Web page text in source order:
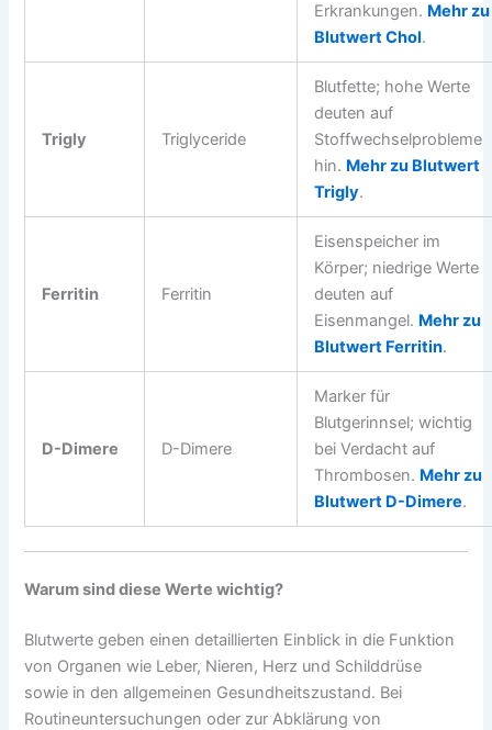
Erkrankungen. Mehr zu
Blutwert Chol.
Trigly Triglyceride
Blutfette; hohe Werte
deuten auf
Stoffwechselprobleme
hin. Mehr zu Blutwert
Trigly.
Ferritin Ferritin
Eisenspeicher im
Körper; niedrige Werte
deuten auf
Eisenmangel. Mehr zu
Blutwert Ferritin.
D-Dimere D-Dimere
Marker für
Blutgerinnsel; wichtig
bei Verdacht auf
Thrombosen. Mehr zu
Blutwert D-Dimere.
Warum sind diese Werte wichtig?
Blutwerte geben einen detaillierten Einblick in die Funktion
von Organen wie Leber, Nieren, Herz und Schilddrüse
sowie in den allgemeinen Gesundheitszustand. Bei
Routineuntersuchungen oder zur Abklärung von